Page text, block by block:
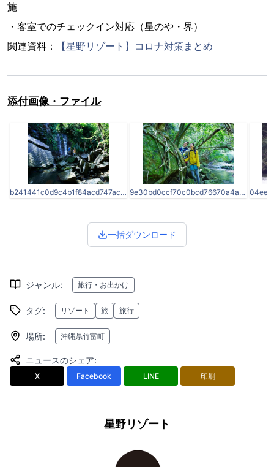
施
・客室でのチェックイン対応（星のや・界）
関連資料：
【星野リゾート】コロナ対策まとめ
添付画像・ファイル
b241441c0d9c4b1f84acd747ac9bd71a.jpg 9e30bd0ccf70c0bcd76670a4a5d4053b.jpg
一括ダウンロード
ジャンル: 旅行・お出かけ
タグ: リゾート 旅 旅行
場所: 沖縄県竹富町
ニュースのシェア:
X Facebook LINE 印刷
星野リゾート